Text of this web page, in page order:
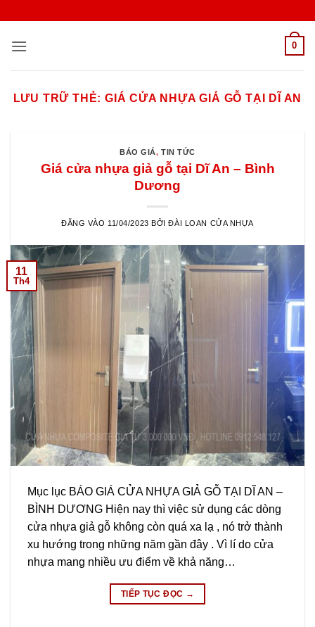
nội
0
LƯU TRỮ THẺ:GIÁ CỬA NHỰA GIẢ GỖ TẠI DĨ AN
BÁO GIÁ,TIN TỨC
Giá cửa nhựa giả gỗ tại Dĩ An – Bình
Dương
ĐĂNG VÀO 11/04/2023 BỞIĐÀI LOAN CỬA NHỰA
11
Th4
Mục lục BÁO GIÁ CỬA NHỰA GIẢ GỖ TẠI DĨ AN –
BÌNH DƯƠNG Hiện nay thì việc sử dụng các dòng
cửa nhựa giả gỗ không còn quá xa lạ , nó trở thành
xu hướng trong những năm gần đây . Vì lí do cửa
nhựa mang nhiều ưu điểm về khả năng…
TIẾP TỤC ĐỌC →